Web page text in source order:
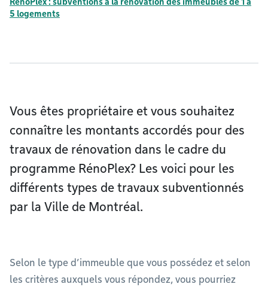
5 logements
Vous êtes propriétaire et vous souhaitez
connaître les montants accordés pour des
travaux de rénovation dans le cadre du
programme RénoPlex? Les voici pour les
différents types de travaux subventionnés
par la Ville de Montréal.
Selon le type d’immeuble que vous possédez et selon
les critères auxquels vous répondez, vous pourriez